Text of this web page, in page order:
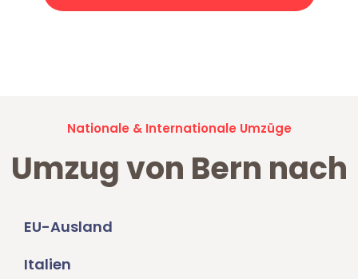
Nationale & Internationale Umzüge
Umzug von Bern nach
EU-Ausland
Italien